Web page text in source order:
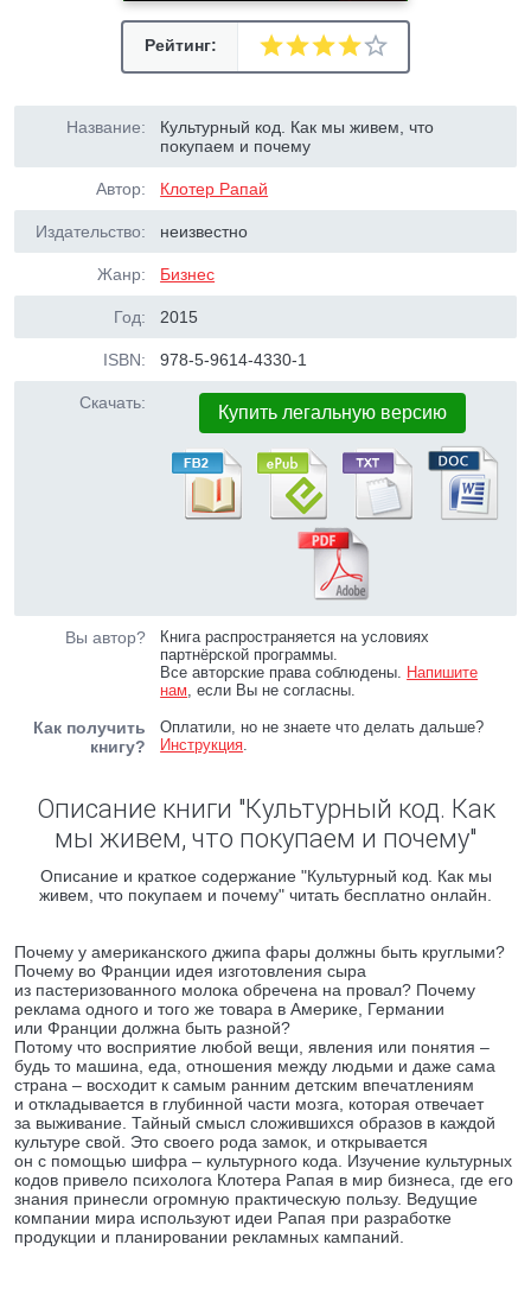
Рейтинг:
Название:
Культурный код. Как мы живем, что
покупаем и почему
Автор: Клотер Рапай
Издательство: неизвестно
Жанр: Бизнес
Год: 2015
ISBN: 978-5-9614-4330-1
Скачать: Купить легальную версию
Вы автор?
Книга распространяется на условиях
партнёрской программы.
Все авторские права соблюдены. Напишите
нам, если Вы не согласны.
Как получить
книгу?
Оплатили, но не знаете что делать дальше?
Инструкция.
Описание книги "Культурный код. Как
мы живем, что покупаем и почему"
Описание и краткое содержание "Культурный код. Как мы
живем, что покупаем и почему" читать бесплатно онлайн.
Почему у американского джипа фары должны быть круглыми?
Почему во Франции идея изготовления сыра
из пастеризованного молока обречена на провал? Почему
реклама одного и того же товара в Америке, Германии
или Франции должна быть разной?
Потому что восприятие любой вещи, явления или понятия –
будь то машина, еда, отношения между людьми и даже сама
страна – восходит к самым ранним детским впечатлениям
и откладывается в глубинной части мозга, которая отвечает
за выживание. Тайный смысл сложившихся образов в каждой
культуре свой. Это своего рода замок, и открывается
он с помощью шифра – культурного кода. Изучение культурных
кодов привело психолога Клотера Рапая в мир бизнеса, где его
знания принесли огромную практическую пользу. Ведущие
компании мира используют идеи Рапая при разработке
продукции и планировании рекламных кампаний.